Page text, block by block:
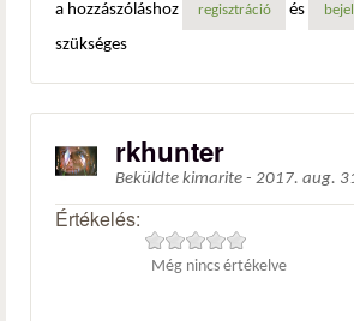
a hozzászóláshoz regisztráció és
szükséges
rkhunter
Beküldte kimarite - 2017. aug.
Értékelés:
Még nincs értékelve